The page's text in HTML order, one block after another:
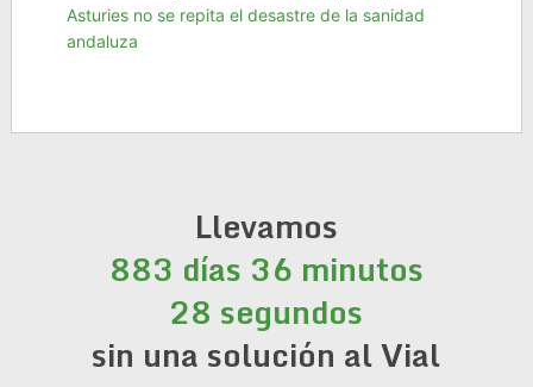
Asturies no se repita el desastre de la sanidad
andaluza
Llevamos
883 días 36 minutos
28 segundos
sin una solución al Vial